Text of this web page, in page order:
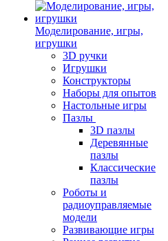
Моделирование, игры,
игрушки
3D ручки
Игрушки
Конструкторы
Наборы для опытов
Настольные игры
Пазлы
3D пазлы
Деревянные
пазлы
Классические
пазлы
Роботы и
радиоуправляемые
модели
Развивающие игры